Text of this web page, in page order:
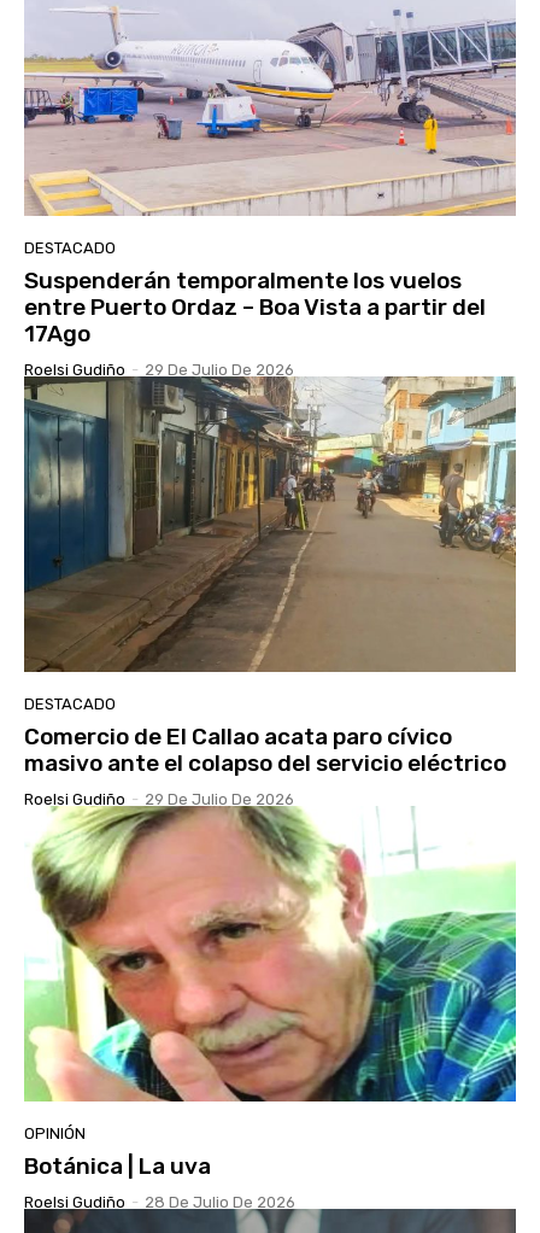
DESTACADO
Suspenderán temporalmente los vuelos
entre Puerto Ordaz – Boa Vista a partir del
17Ago
Roelsi Gudiño - 29 De Julio De 2026
DESTACADO
Comercio de El Callao acata paro cívico
masivo ante el colapso del servicio eléctrico
Roelsi Gudiño - 29 De Julio De 2026
OPINIÓN
Botánica | La uva
Roelsi Gudiño - 28 De Julio De 2026